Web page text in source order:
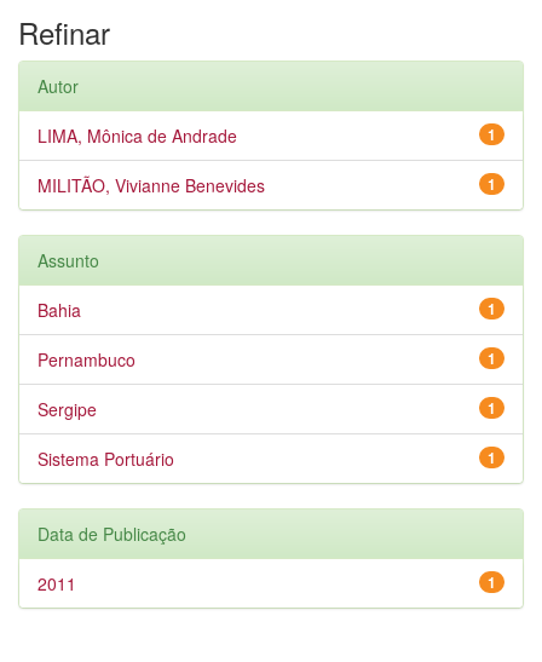
Refinar
Autor
1
LIMA, Mônica de Andrade
1
MILITÃO, Vivianne Benevides
Assunto
1
Bahia
1
Pernambuco
1
Sergipe
1
Sistema Portuário
Data de Publicação
1
2011